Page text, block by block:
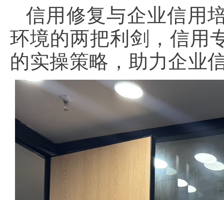
信用修复与企业信用
环境的两把利剑，信用
的实操策略，助力企业